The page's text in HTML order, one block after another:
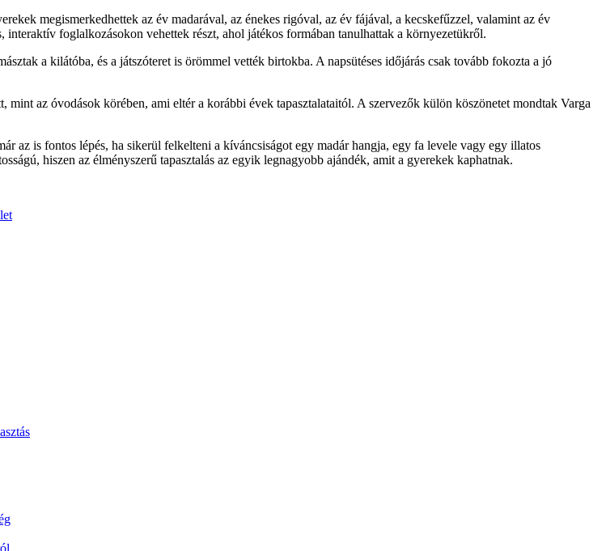
megismerkedhettek az év madarával, az énekes rigóval, az év fájával, a kecskefűzzel, valamint az év
foglalkozásokon vehettek részt, ahol játékos formában tanulhattak a környezetükről.
a kilátóba, és a játszóteret is örömmel vették birtokba. A napsütéses időjárás csak tovább fokozta a jó
az óvodások körében, ami eltér a korábbi évek tapasztalataitól. A szervezők külön köszönetet mondtak Varga
az is fontos lépés, ha sikerül felkelteni a kíváncsiságot egy madár hangja, egy fa levele vagy egy illatos
hiszen az élményszerű tapasztalás az egyik legnagyobb ajándék, amit a gyerekek kaphatnak.